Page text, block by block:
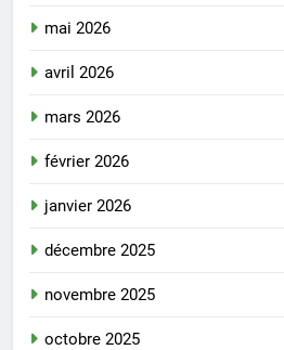
mai 2026
avril 2026
mars 2026
février 2026
janvier 2026
décembre 2025
novembre 2025
octobre 2025